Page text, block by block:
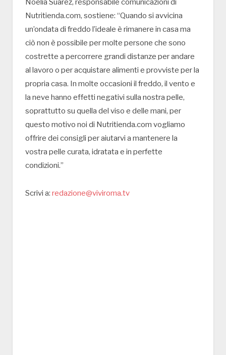
Noelia Suarez, responsabile comunicazioni di
Nutritienda.com, sostiene: “Quando si avvicina
un’ondata di freddo l’ideale è rimanere in casa ma
ciò non è possibile per molte persone che sono
costrette a percorrere grandi distanze per andare
al lavoro o per acquistare alimenti e provviste per la
propria casa. In molte occasioni il freddo, il vento e
la neve hanno effetti negativi sulla nostra pelle,
soprattutto su quella del viso e delle mani, per
questo motivo noi di Nutritienda.com vogliamo
offrire dei consigli per aiutarvi a mantenere la
vostra pelle curata, idratata e in perfette
condizioni.”
Scrivi a: redazione@viviroma.tv